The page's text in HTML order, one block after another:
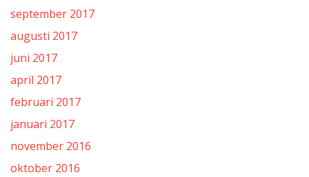
september 2017
augusti 2017
juni 2017
april 2017
februari 2017
januari 2017
november 2016
oktober 2016